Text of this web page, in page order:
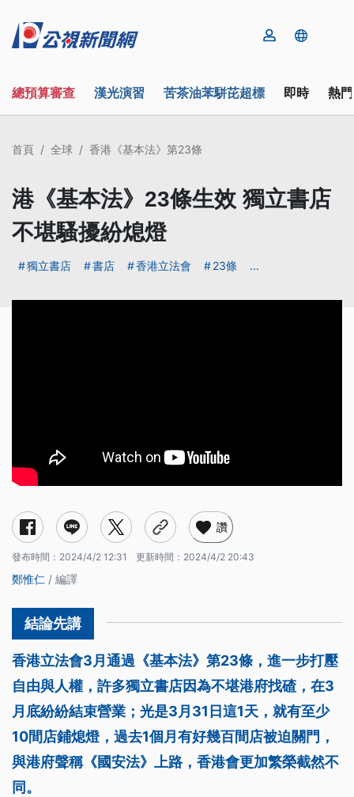
總預算審查 漢光演習 苦茶油苯駢芘超標 即時 熱
首頁 全球 香港《基本法》第23條
港《基本法》23條生效 獨立書店
不堪騷擾紛熄燈
獨立書店 書店 香港立法會 23條 ...
讚
發布時間： 2024/4/2 12:31 更新時間： 2024/4/2 20:43
鄭惟仁 / 編譯
香港立法會3月通過《基本法》第23條，進一步打壓
自由與人權，許多獨立書店因為不堪港府找碴，在3
月底紛紛結束營業；光是3月31日這1天，就有至少
10間店鋪熄燈，過去1個月有好幾百間店被迫關門，
與港府聲稱《國安法》上路，香港會更加繁榮截然不
同。